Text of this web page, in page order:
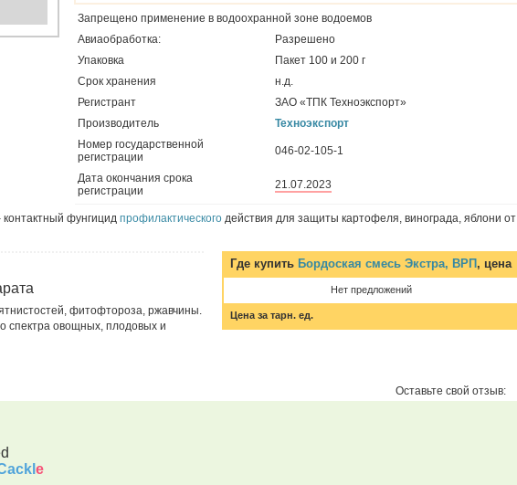
Запрещено применение в водоохранной зоне водоемов
Авиаобработка:
Разрешено
Упаковка
Пакет 100 и 200 г
Срок хранения
н.д.
Регистрант
ЗАО «ТПК Техноэкспорт»
Производитель
Техноэкспорт
Номер государственной
регистрации
046-02-105-1
Дата окончания срока
регистрации
21.07.2023
контактный фунгицид профилактического действия для защиты картофеля, винограда, яблони от
Где купить Бордоская смесь Экстра, ВРП , цена
Нет предложений
Цена за тарн. ед.
фитофтороза, ржавчины.
спектра овощных, плодовых и
Оставьте свой отзыв:
e